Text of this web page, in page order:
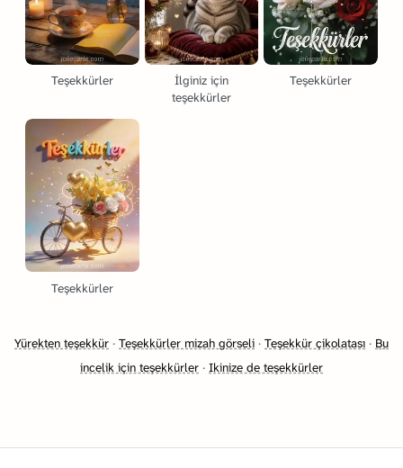
Teşekkürler
İlginiz için
teşekkürler
Teşekkürler
Teşekkürler
Yürekten teşekkür · Teşekkürler mizah görseli · Teşekkür çikolatası · Bu
incelik için teşekkürler · Ikinize de teşekkürler